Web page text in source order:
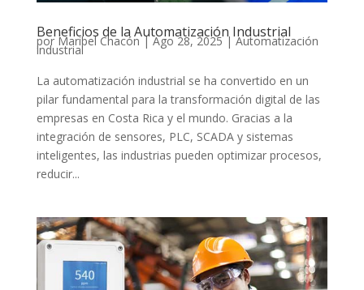
Beneficios de la Automatización Industrial
por Maribel Chacón|Ago 28, 2025|Automatización
industrial
La automatización industrial se ha convertido en un
pilar fundamental para la transformación digital de las
empresas en Costa Rica y el mundo. Gracias a la
integración de sensores, PLC, SCADA y sistemas
inteligentes, las industrias pueden optimizar procesos,
reducir...